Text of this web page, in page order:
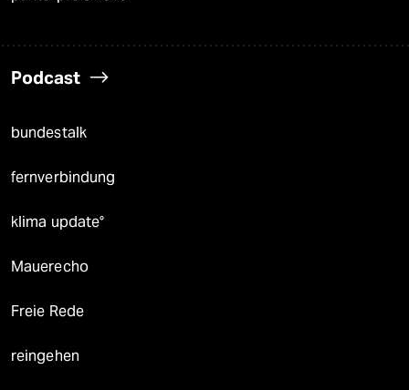
Podcast
bundestalk
fernverbindung
klima update°
Mauerecho
Freie Rede
reingehen